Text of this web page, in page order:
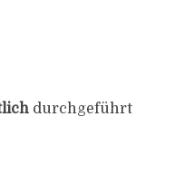
durchgeführt